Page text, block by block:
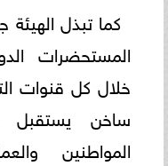
كما تبذل
المستحضرات
خلال كل قنوات
ساخن يستقبل
المواطنين